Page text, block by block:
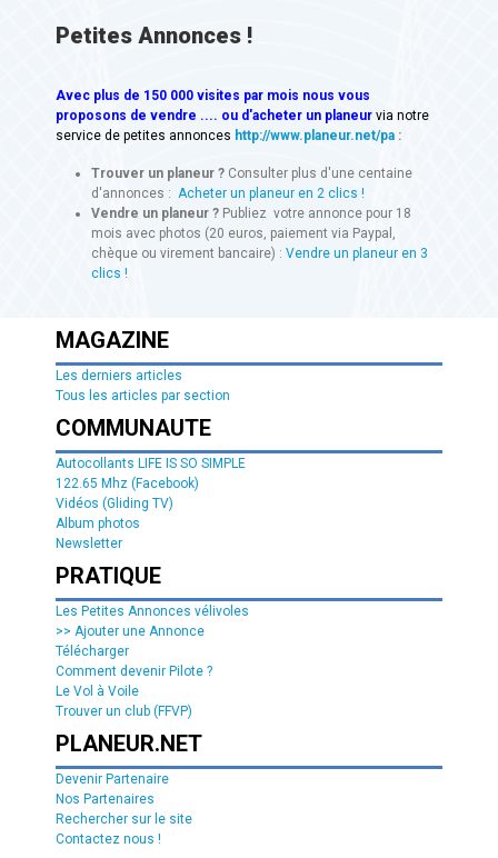
Petites Annonces !
Avec plus de 150 000 visites par mois nous vous
proposons de vendre .... ou d'acheter un planeur via notre
service de petites annonces http://www.planeur.net/pa :
Trouver un planeur ? Consulter plus d'une centaine
d'annonces : Acheter un planeur en 2 clics !
Vendre un planeur ? Publiez votre annonce pour 18
mois avec photos (20 euros, paiement via Paypal,
chèque ou virement bancaire) : Vendre un planeur en 3
clics !
MAGAZINE
Les derniers articles
Tous les articles par section
COMMUNAUTE
Autocollants LIFE IS SO SIMPLE
122.65 Mhz (Facebook)
Vidéos (Gliding TV)
Album photos
Newsletter
PRATIQUE
Les Petites Annonces vélivoles
>> Ajouter une Annonce
Télécharger
Comment devenir Pilote ?
Le Vol à Voile
Trouver un club (FFVP)
PLANEUR.NET
Devenir Partenaire
Nos Partenaires
Rechercher sur le site
Contactez nous !